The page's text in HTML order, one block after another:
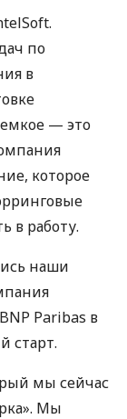
по
в
— это
которое
в работу.
наши
BNP Paribas в
старт.
мы сейчас
Мы